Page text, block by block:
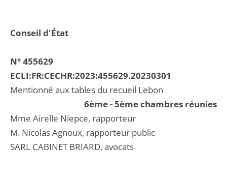
Conseil d'État
N° 455629
ECLI:FR:CECHR:2023:455629.20230301
Mentionné aux tables du recueil Lebon
6ème - 5ème chambres réunies
Mme Airelle Niepce, rapporteur
M. Nicolas Agnoux, rapporteur public
SARL CABINET BRIARD, avocats